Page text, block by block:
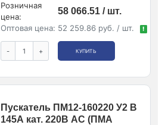
Розничная
цена:
58 066.51 / шт.
Оптовая цена: 52 259.86 руб. / шт. !
- + КУПИТЬ
Пускатель ПМ12-160220 У2 В
145А кат. 220В AC (ПМА